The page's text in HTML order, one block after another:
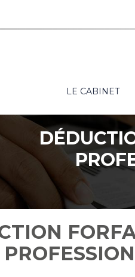
Principal
LE CABINET